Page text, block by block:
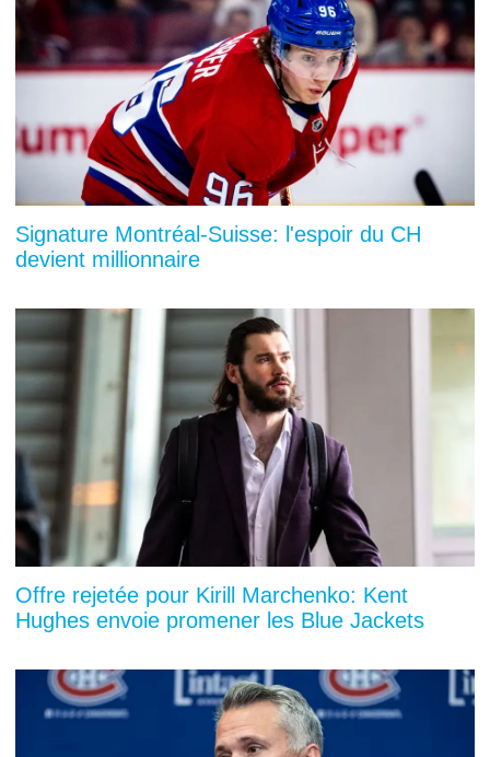
Signature Montréal-Suisse: l'espoir du CH
devient millionnaire
Offre rejetée pour Kirill Marchenko: Kent
Hughes envoie promener les Blue Jackets